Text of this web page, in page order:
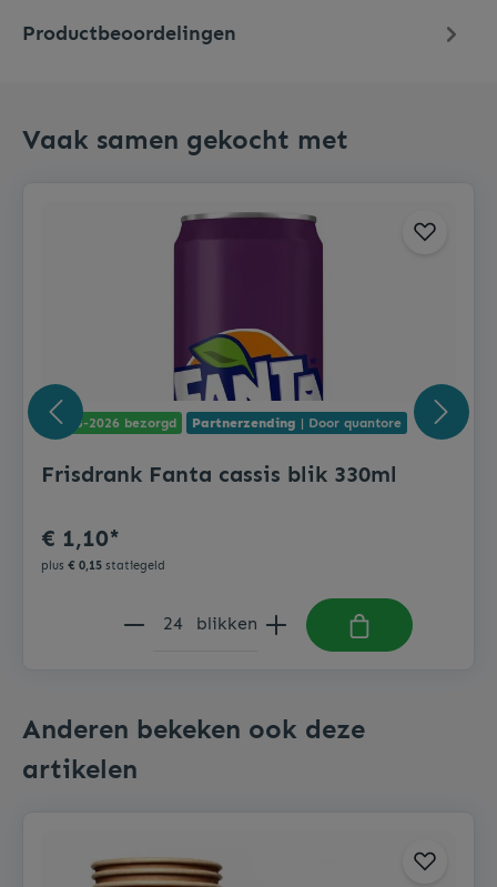
Productbeoordelingen
Vaak samen gekocht met
10-08-2026 bezorgd Partnerzending | Door quantore
Frisdrank Fanta cassis blik 330ml
€ 1,10*
plus € 0,15 statiegeld
blikken
Anderen bekeken ook deze
artikelen